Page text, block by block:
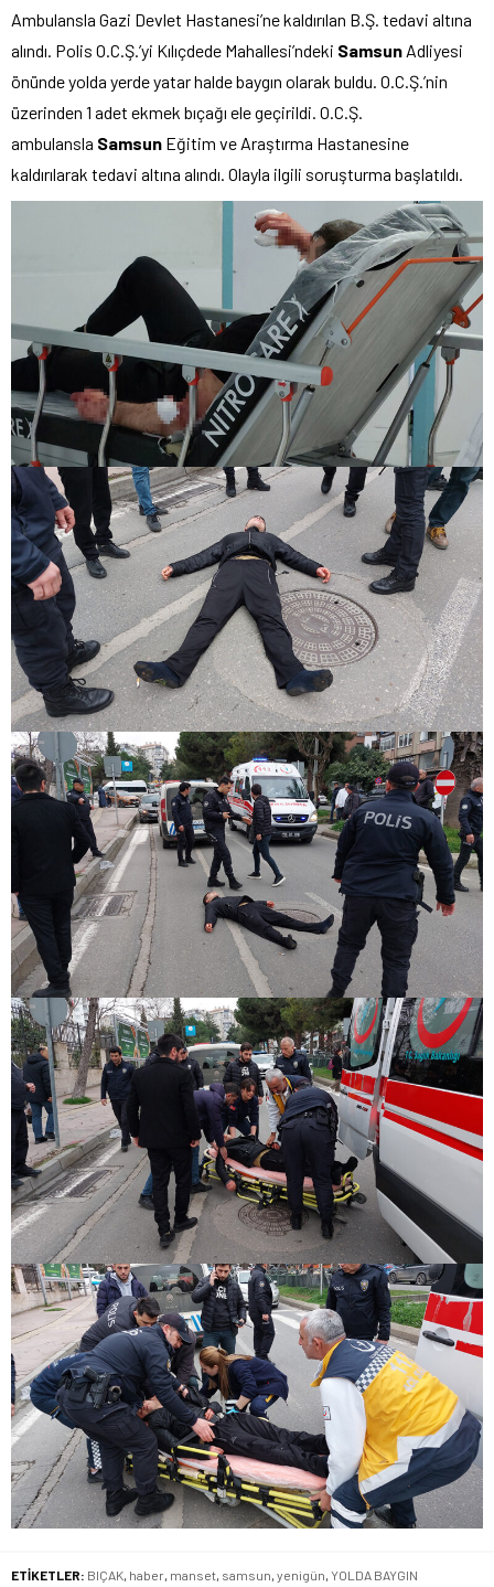
Ambulansla Gazi Devlet Hastanesi’ne kaldırılan B.Ş. tedavi altına
alındı. Polis O.C.Ş.’yi Kılıçdede Mahallesi’ndeki Samsun Adliyesi
önünde yolda yerde yatar halde baygın olarak buldu. O.C.Ş.’nin
üzerinden 1 adet ekmek bıçağı ele geçirildi. O.C.Ş.
ambulansla Samsun Eğitim ve Araştırma Hastanesine
kaldırılarak tedavi altına alındı. Olayla ilgili soruşturma başlatıldı.
ETİKETLER: BIÇAK, haber, manset, samsun, yenigün, YOLDA BAYGIN